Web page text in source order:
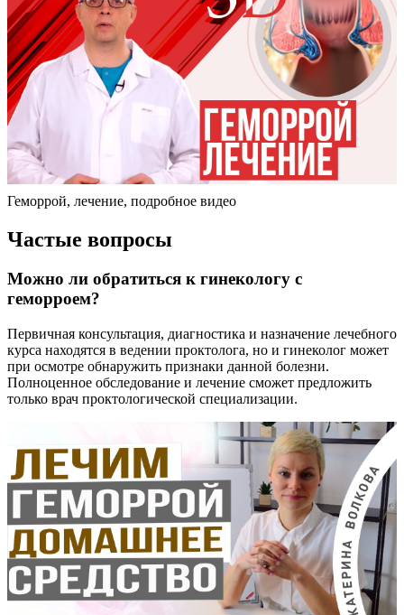
Геморрой, лечение, подробное видео
Частые вопросы
Можно ли обратиться к гинекологу с
геморроем?
Первичная консультация, диагностика и назначение лечебного
курса находятся в ведении проктолога, но и гинеколог может
при осмотре обнаружить признаки данной болезни.
Полноценное обследование и лечение сможет предложить
только врач проктологической специализации.